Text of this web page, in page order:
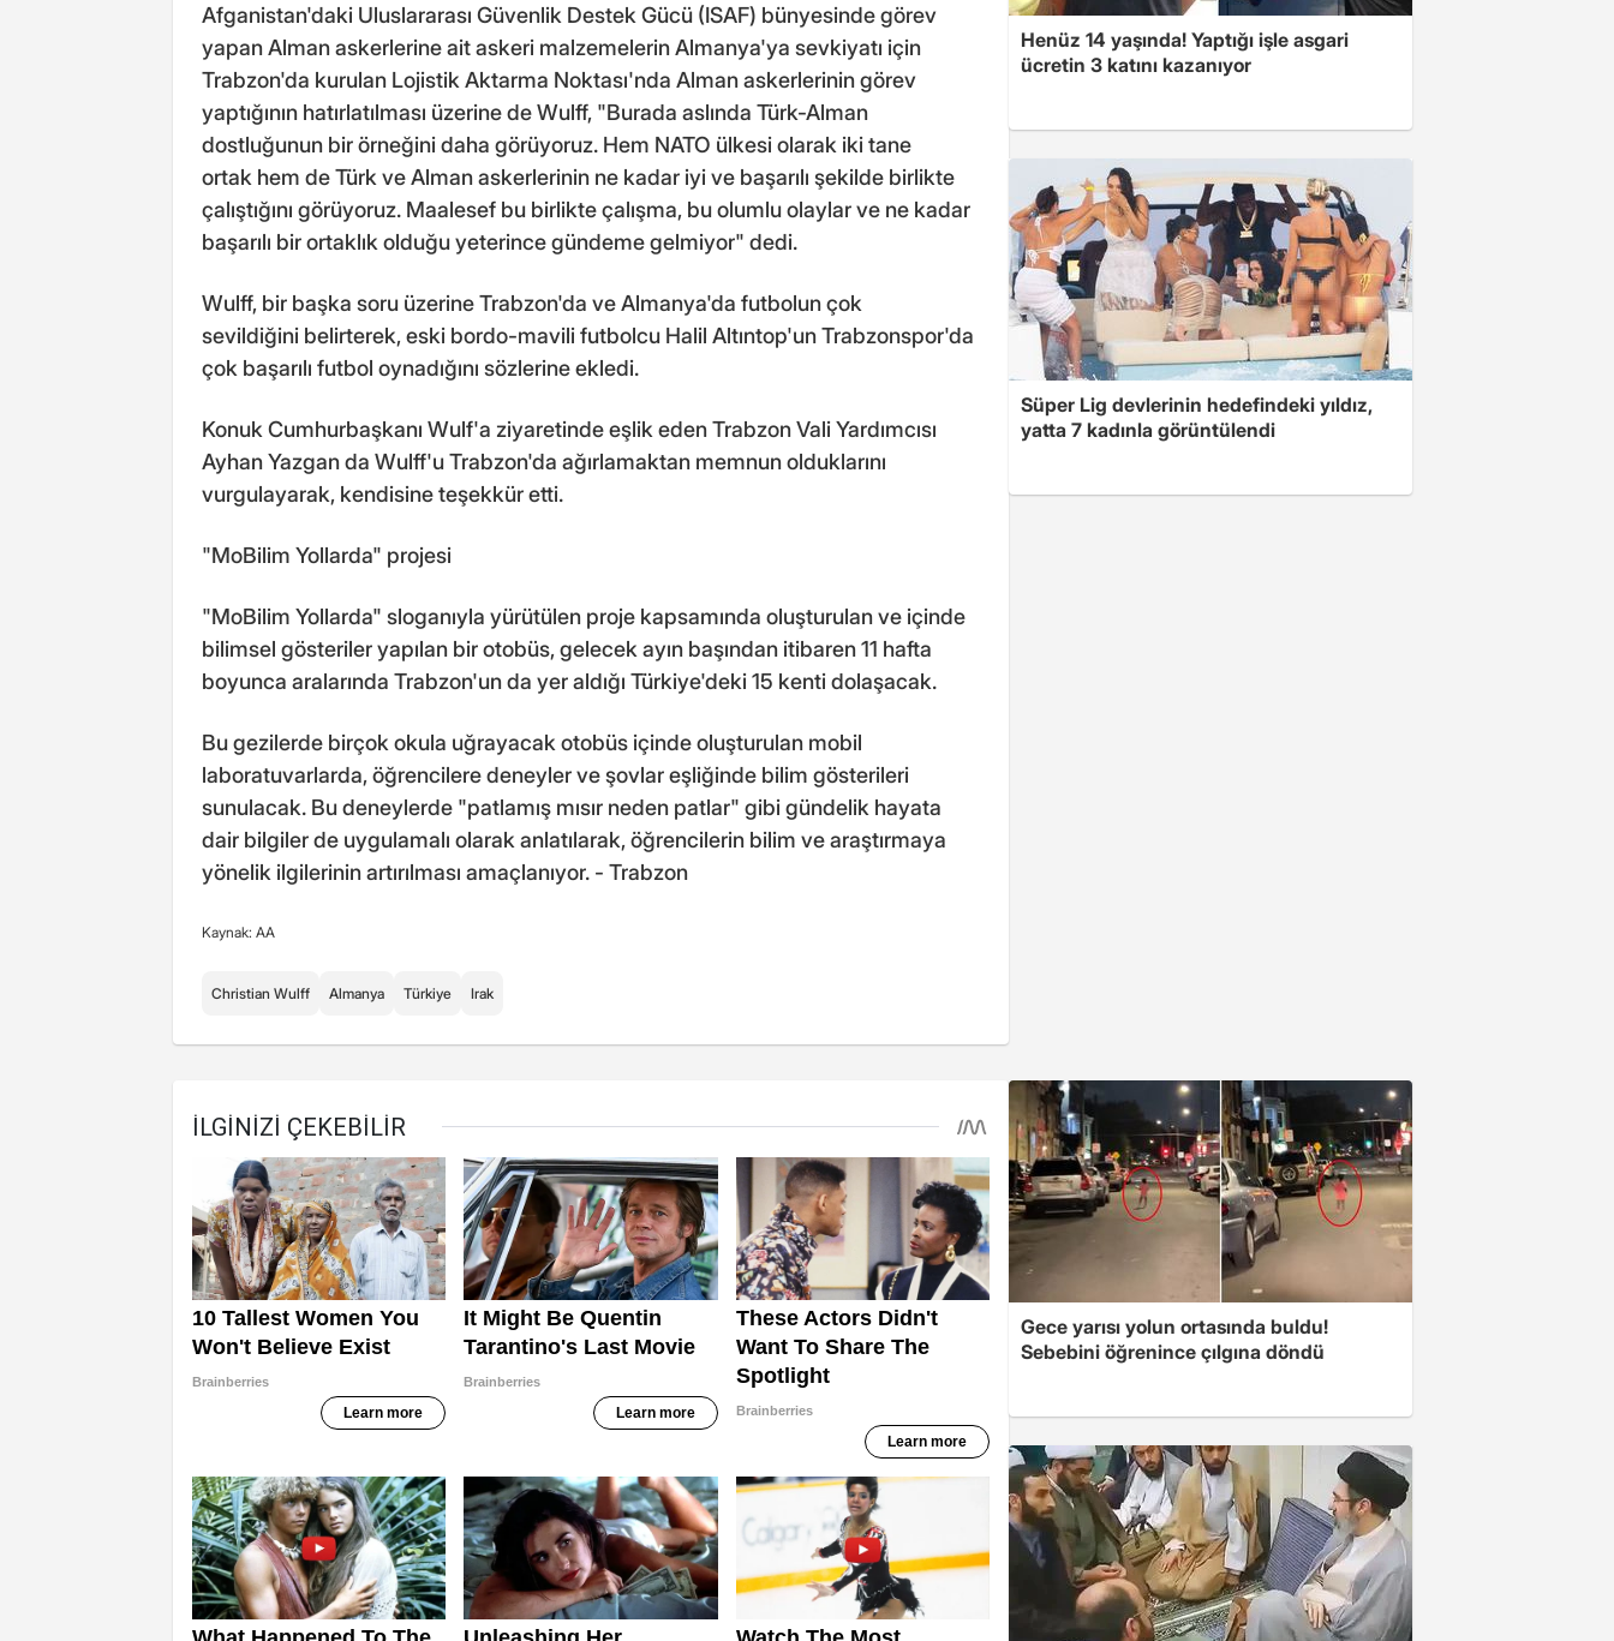
Afganistan'daki Uluslararası Güvenlik Destek Gücü (ISAF) bünyesinde görev
yapan Alman askerlerine ait askeri malzemelerin Almanya'ya sevkiyatı için
Trabzon'da kurulan Lojistik Aktarma Noktası'nda Alman askerlerinin görev
yaptığının hatırlatılması üzerine de Wulff, "Burada aslında Türk-Alman
dostluğunun bir örneğini daha görüyoruz. Hem NATO ülkesi olarak iki tane
ortak hem de Türk ve Alman askerlerinin ne kadar iyi ve başarılı şekilde birlikte
çalıştığını görüyoruz. Maalesef bu birlikte çalışma, bu olumlu olaylar ve ne kadar
başarılı bir ortaklık olduğu yeterince gündeme gelmiyor" dedi.
Wulff, bir başka soru üzerine Trabzon'da ve Almanya'da futbolun çok
sevildiğini belirterek, eski bordo-mavili futbolcu Halil Altıntop'un Trabzonspor'da
çok başarılı futbol oynadığını sözlerine ekledi.
Konuk Cumhurbaşkanı Wulf'a ziyaretinde eşlik eden Trabzon Vali Yardımcısı
Ayhan Yazgan da Wulff'u Trabzon'da ağırlamaktan memnun olduklarını
vurgulayarak, kendisine teşekkür etti.
"MoBilim Yollarda" projesi
"MoBilim Yollarda" sloganıyla yürütülen proje kapsamında oluşturulan ve içinde
bilimsel gösteriler yapılan bir otobüs, gelecek ayın başından itibaren 11 hafta
boyunca aralarında Trabzon'un da yer aldığı Türkiye'deki 15 kenti dolaşacak.
Bu gezilerde birçok okula uğrayacak otobüs içinde oluşturulan mobil
laboratuvarlarda, öğrencilere deneyler ve şovlar eşliğinde bilim gösterileri
sunulacak. Bu deneylerde "patlamış mısır neden patlar" gibi gündelik hayata
dair bilgiler de uygulamalı olarak anlatılarak, öğrencilerin bilim ve araştırmaya
yönelik ilgilerinin artırılması amaçlanıyor. - Trabzon
Kaynak: AA
Christian Wulff Almanya Türkiye Irak
Henüz 14 yaşında! Yaptığı işle asgari
ücretin 3 katını kazanıyor
Süper Lig devlerinin hedefindeki yıldız,
yatta 7 kadınla görüntülendi
Gece yarısı yolun ortasında buldu!
Sebebini öğrenince çılgına döndü